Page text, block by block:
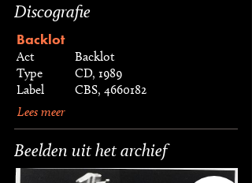
Discografie
Backlot
Act
Backlot
Type
CD, 1989
Label
CBS, 4660182
Lees meer
Beelden uit het archief